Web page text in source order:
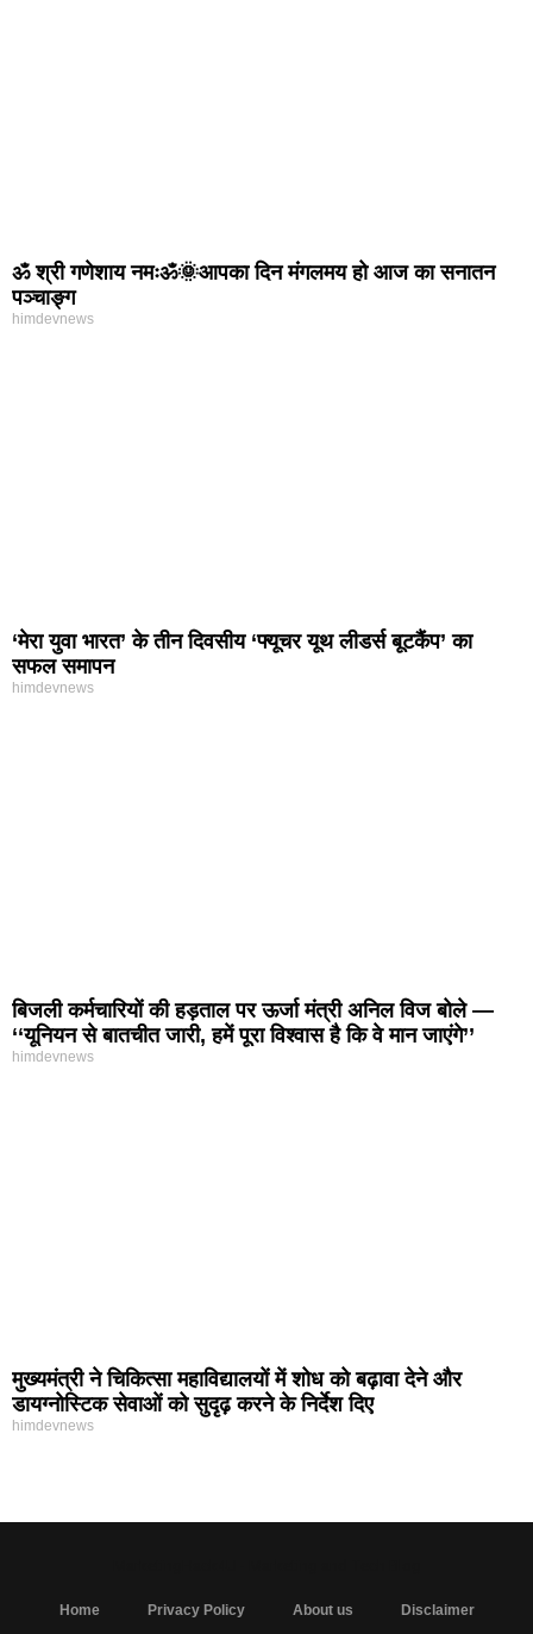
ॐ श्री गणेशाय नमःॐ🌞आपका दिन मंगलमय हो आज का सनातन
पञ्चाङ्ग
himdevnews
‘मेरा युवा भारत’ के तीन दिवसीय ‘फ्यूचर यूथ लीडर्स बूटकैंप’ का
सफल समापन
himdevnews
बिजली कर्मचारियों की हड़ताल पर ऊर्जा मंत्री अनिल विज बोले —
‘‘यूनियन से बातचीत जारी, हमें पूरा विश्वास है कि वे मान जाएंगे’’
himdevnews
मुख्यमंत्री ने चिकित्सा महाविद्यालयों में शोध को बढ़ावा देने और
डायग्नोस्टिक सेवाओं को सुदृढ़ करने के निर्देश दिए
himdevnews
Home Privacy Policy About us Disclaimer